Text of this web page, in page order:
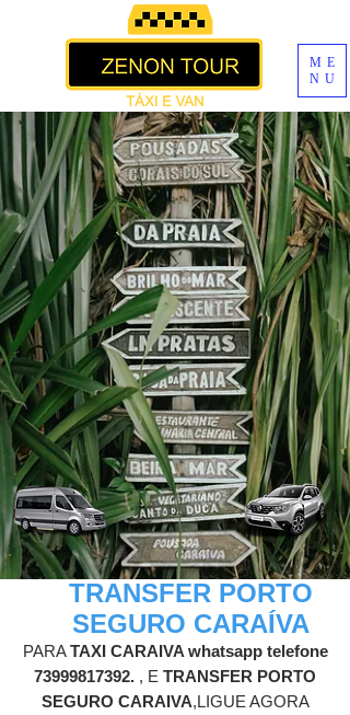
ME
NU
TRANSFER PORTO
SEGURO CARAÍVA
PARATAXI CARAIVA whatsapp telefone
73999817392. , E TRANSFER PORTO
SEGURO CARAIVA,LIGUE AGORA